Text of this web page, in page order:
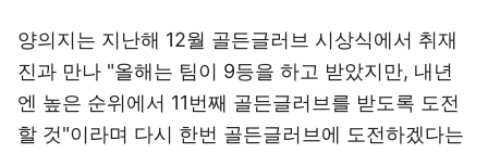
양의지는 지난해 12월 골든글러브 시상식에서 취재
진과 만나 "올해는 팀이 9등을 하고 받았지만, 내년
엔 높은 순위에서 11번째 골든글러브를 받도록 도전
할 것"이라며 다시 한번 골든글러브에 도전하겠다는